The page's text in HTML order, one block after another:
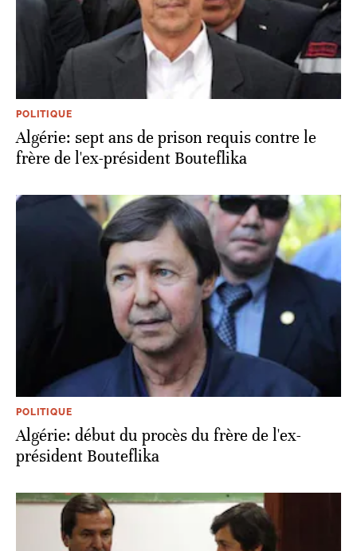
POLITIQUE
Algérie: sept ans de prison requis contre le
frère de l'ex-président Bouteflika
POLITIQUE
Algérie: début du procès du frère de l'ex-
président Bouteflika